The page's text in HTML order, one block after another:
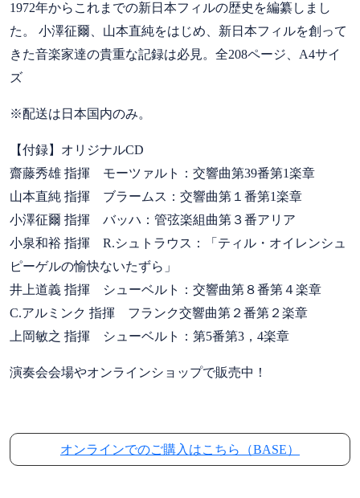
1972年からこれまでの新日本フィルの歴史を編纂しまし
た。 小澤征爾、山本直純をはじめ、新日本フィルを創って
きた音楽家達の貴重な記録は必見。全208ページ、A4サイ
ズ
※配送は日本国内のみ。
【付録】オリジナルCD
齋藤秀雄 指揮 モーツァルト：交響曲第39番第1楽章
山本直純 指揮 ブラームス：交響曲第１番第1楽章
小澤征爾 指揮 バッハ：管弦楽組曲第３番アリア
小泉和裕 指揮 R.シュトラウス：「ティル・オイレンシュ
ピーゲルの愉快ないたずら」
井上道義 指揮 シューベルト：交響曲第８番第４楽章
C.アルミンク 指揮 フランク交響曲第２番第２楽章
上岡敏之 指揮 シューベルト：第5番第3，4楽章
演奏会会場やオンラインショップで販売中！
オンラインでのご購入はこちら（BASE）